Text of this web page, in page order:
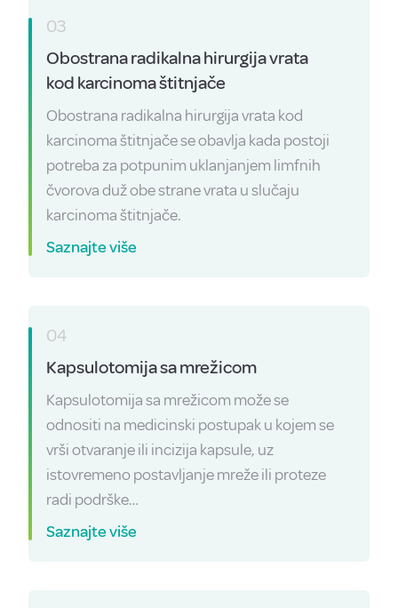
03
Obostrana radikalna hirurgija vrata
kod karcinoma štitnjače
Obostrana radikalna hirurgija vrata kod
karcinoma štitnjače se obavlja kada postoji
potreba za potpunim uklanjanjem limfnih
čvorova duž obe strane vrata u slučaju
karcinoma štitnjače.
Saznajte više
04
Kapsulotomija sa mrežicom
Kapsulotomija sa mrežicom može se
odnositi na medicinski postupak u kojem se
vrši otvaranje ili incizija kapsule, uz
istovremeno postavljanje mreže ili proteze
radi podrške…
Saznajte više